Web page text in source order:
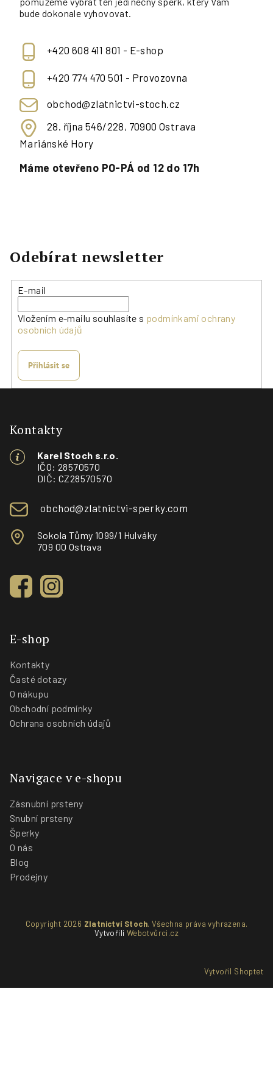
bude dokonale vyhovovat.
+420 608 411 801 - E-shop
+420 774 470 501 - Provozovna
obchod@zlatnictvi-stoch.cz
28. října 546/228, 70900 Ostrava
Mariánské Hory
Máme otevřeno PO-PÁ od 12 do 17h
Odebírat newsletter
E-mail
Vložením e-mailu souhlasíte s podmínkami ochrany
osobních údajů
Přihlásit se
Kontakty
Karel Stoch s.r.o.
IČO: 28570570
DIČ: CZ28570570
obchod@zlatnictvi-sperky.com
Sokola Tůmy 1099/1 Hulváky
709 00 Ostrava
E-shop
Kontakty
Časté dotazy
O nákupu
Obchodní podmínky
Ochrana osobních údajů
Navigace v e-shopu
Zásnubní prsteny
Snubní prsteny
Šperky
O nás
Blog
Prodejny
Copyright 2026 Zlatnictví Stoch. Všechna práva vyhrazena.
Vytvořili Webotvůrci.cz
Vytvořil Shoptet